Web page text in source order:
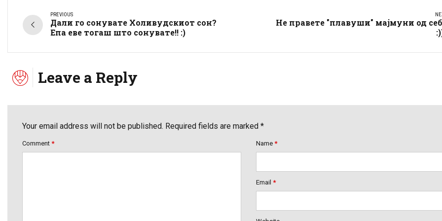
PREVIOUS
Дали го сонувате Холивудскиот сон?
Епа еве тогаш што сонувате!! :)
Не правете "плавуши" мајмуни од
Leave a Reply
Your email address will not be published. Required fields are marked *
Comment * Name *
Email *